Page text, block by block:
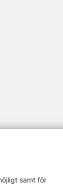
samt för